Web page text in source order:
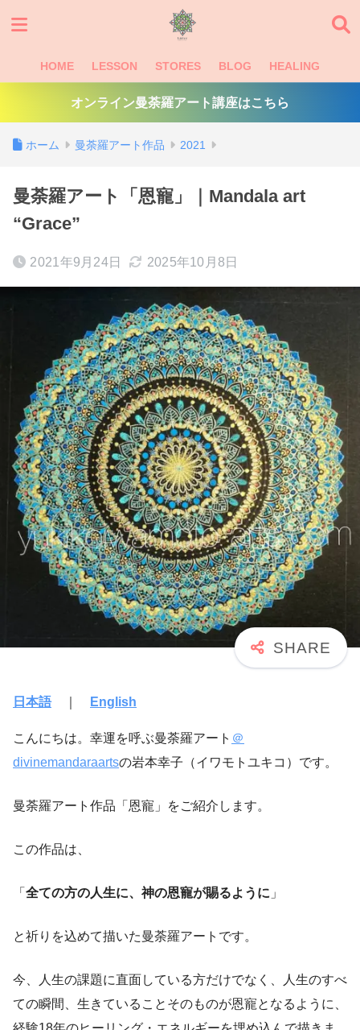
HOME LESSON STORES BLOG HEALING
オンライン曼荼羅アート講座はこちら
ホーム 曼荼羅アート作品 2021
曼荼羅アート「恩寵」｜Mandala art
“Grace”
2021年9月24日 2025年10月8日
日本語｜ English
こんにちは。幸運を呼ぶ曼荼羅アート ＠
divinemandaraartsの岩本幸子（イワモトユキコ）です。
曼荼羅アート作品「恩寵」をご紹介します。
この作品は、
「 全ての方の人生に、神の恩寵が賜るように 」
と祈りを込めて描いた曼荼羅アートです。
今、人生の課題に直面している方だけでなく、人生のすべ
ての瞬間、生きていることそのものが恩寵となるように、